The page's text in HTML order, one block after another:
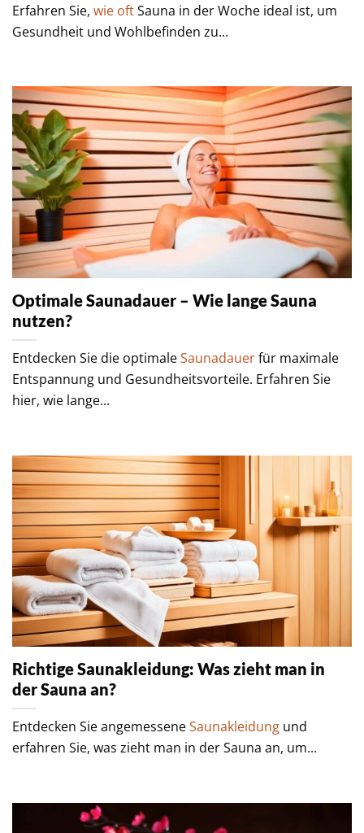
Erfahren Sie, wie oftSauna in der Woche ideal ist, um
Gesundheit und Wohlbefinden zu...
Optimale Saunadauer – Wie lange Sauna
nutzen?
Entdecken Sie die optimaleSaunadauerfür maximale
Entspannung und Gesundheitsvorteile. Erfahren Sie
hier, wie lange...
Richtige Saunakleidung: Was zieht man in
der Sauna an?
Entdecken Sie angemesseneSaunakleidung und
erfahren Sie, was zieht man in der Sauna an, um...